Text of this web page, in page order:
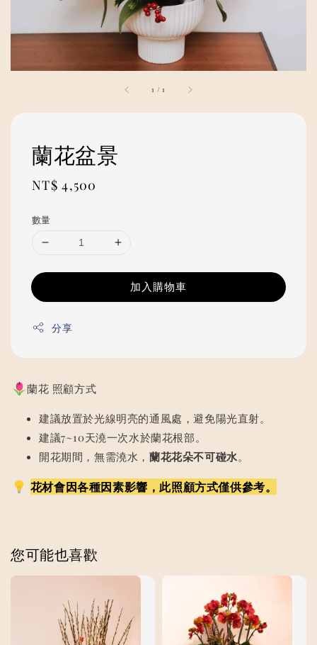
1 /1
蘭花盆景
Regular
NT$ 4,500
數量
加入購物車
分享
蘭花 照顧方式
建議放置於光線明亮的通風處，避免陽光直射。
建議7~10天澆一次水於蘭花根部。
開花期間，無需澆水， 蘭花花朵不可碰水。
花材會因各種因素影響，此照顧方式僅供參考。
您可能也喜歡